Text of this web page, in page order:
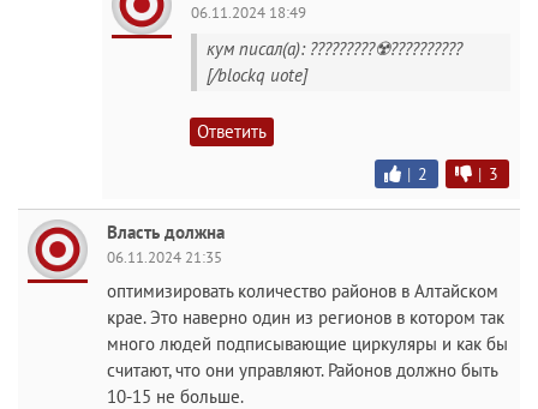
06.11.2024 18:49
кум писал(а): ???????‍??☢️??????????
[/blockq uote]
Ответить
| 2 | 3
Власть должна
06.11.2024 21:35
оптимизировать количество районов в Алтайском
крае. Это наверно один из регионов в котором так
много людей подписывающие циркуляры и как бы
считают, что они управляют. Районов должно быть
10-15 не больше.